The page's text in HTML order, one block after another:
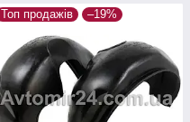
Топ продажів –19%